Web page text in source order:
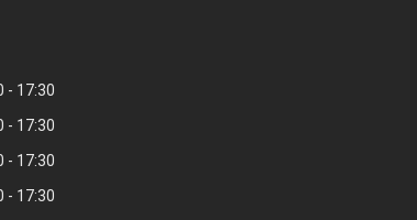
17:30
17:30
17:30
17:30